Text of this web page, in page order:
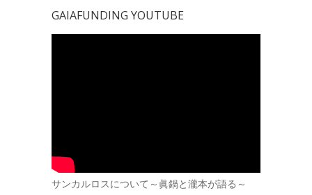
GAIAFUNDING YOUTUBE
サンカルロスについて～眞鍋と瀧本が語る～